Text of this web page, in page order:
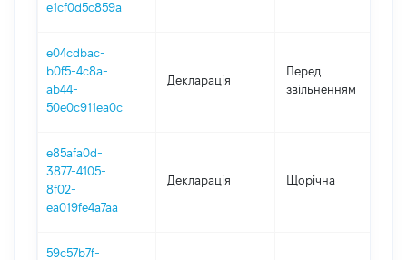
e1cf0d5c859a
e04cdbac-
b0f5-4c8a-
ab44-
50e0c911ea0c
Декларація
Перед
звільненням
e85afa0d-
3877-4105-
8f02-
ea019fe4a7aa
Декларація Щорічна
59c57b7f-